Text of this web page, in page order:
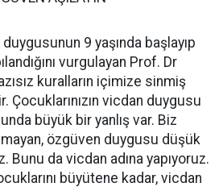
9 yaşında başlayıp
vurgulayan Prof. Dr
kuralların içimize sinmiş
Çocuklarınızın vicdan duygusu
büyük bir yanlış var. Biz
özgüven duygusu düşük
da vicdan adına yapıyoruz.
büyütene kadar, vicdan